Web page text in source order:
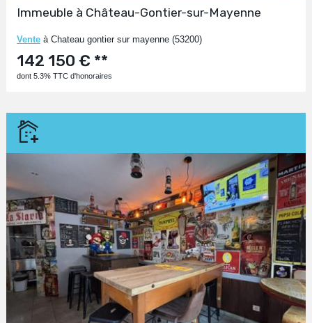
Immeuble à Château-Gontier-sur-Mayenne
Venteà Chateau gontier sur mayenne (53200)
142 150 € **
dont 5.3% TTC d'honoraires